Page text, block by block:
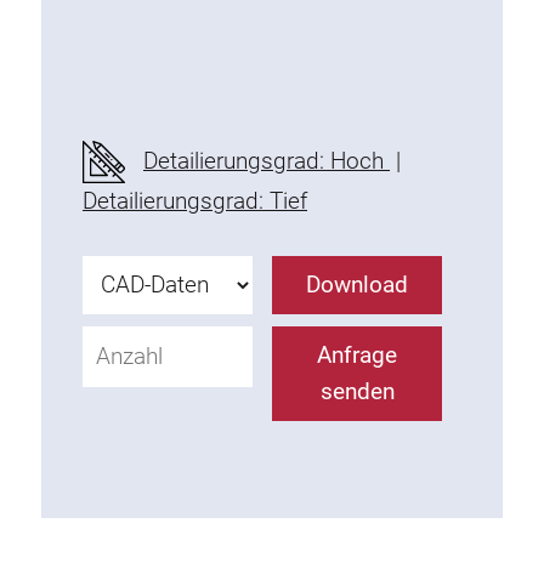
Detailierungsgrad: Hoch |
Detailierungsgrad: Tief
Download
Anfrage
senden